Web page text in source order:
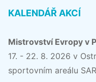
KALENDÁŘ AKCÍ
Mistrovství Evropy v
17. - 22. 8. 2026 v
sportovním areálu